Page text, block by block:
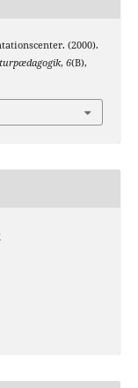
(2000).
, 6(B),